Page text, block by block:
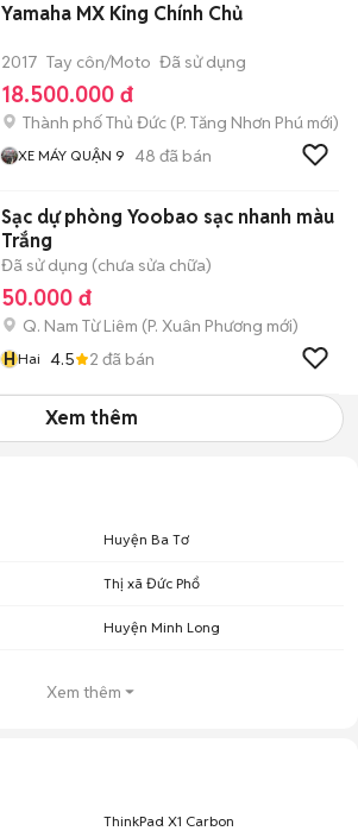
Yamaha MX King Chính Chủ
2017 Tay côn/Moto Đã sử dụng
18.500.000 đ
Thành phố Thủ Đức (P. Tăng Nhơn Phú mới)
XE MÁY QUẬN 9 48 đã bán
Sạc dự phòng Yoobao sạc nhanh màu
Trắng
Đã sử dụng (chưa sửa chữa)
50.000 đ
Q. Nam Từ Liêm (P. Xuân Phương mới)
HHai 4.5 2 đã bán
Xem thêm
Huyện Ba Tơ
Thị xã Đức Phổ
Huyện Minh Long
Xem thêm
ThinkPad X1 Carbon